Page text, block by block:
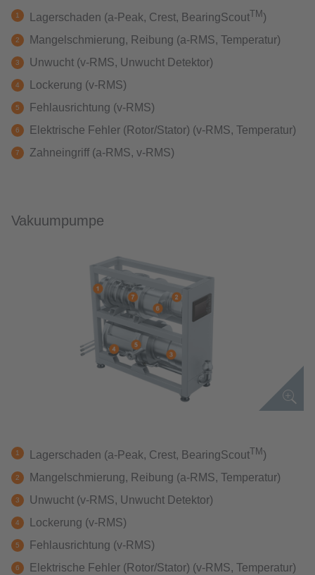
Lagerschaden (a-Peak, Crest, BearingScoutTM)
Mangelschmierung, Reibung (a-RMS, Temperatur)
Unwucht (v-RMS, Unwucht Detektor)
Lockerung (v-RMS)
Fehlausrichtung (v-RMS)
Elektrische Fehler (Rotor/Stator) (v-RMS, Temperatur)
Zahneingriff (a-RMS, v-RMS)
Vakuumpumpe
Lagerschaden (a-Peak, Crest, BearingScoutTM)
Mangelschmierung, Reibung (a-RMS, Temperatur)
Unwucht (v-RMS, Unwucht Detektor)
Lockerung (v-RMS)
Fehlausrichtung (v-RMS)
Elektrische Fehler (Rotor/Stator) (v-RMS, Temperatur)